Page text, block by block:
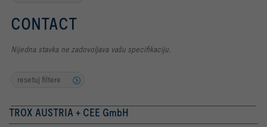
CONTACT
Nijedna stavka ne zadovoljava vašu specifikaciju.
resetuj filtere
TROX AUSTRIA + CEE GmbH